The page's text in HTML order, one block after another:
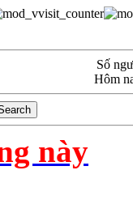
Số
Hôm
này